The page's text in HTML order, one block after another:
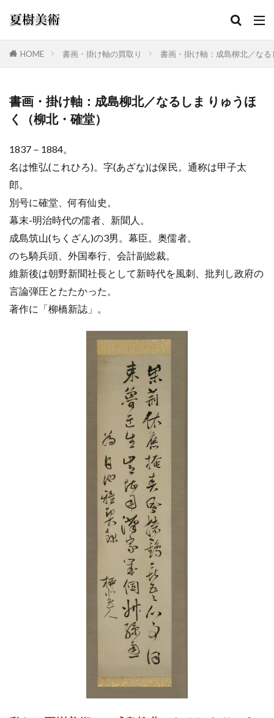
HOME 書画・掛け軸の買取り 書画・掛け軸：成島柳北／な
書画・掛け軸：成島柳北／なるしま りゅうほ
く（柳北・確堂）
1837－1884。
名は惟弘(これひろ)。字(あざな)は保民。通称は甲子太
郎。
別号に確堂、何有仙史。
幕末-明治時代の儒者、新聞人。
成島筑山(ちくざん)の3男。幕臣。奥儒者。
のち騎兵頭、外国奉行、会計副総裁。
維新後は朝野新聞社長として新時代を風刺、批判し政府の
言論弾圧とたたかった。
著作に「柳橋新誌」。
カテゴリー